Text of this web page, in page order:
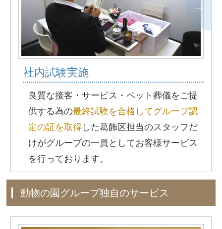
社内試験実施
良質な接客・サービス・ペット葬儀をご提
供する為の最終試験を合格してグループ認
定の証を取得 した葛飾区担当のスタッフだ
けがグループの一員としてお客様サービス
を行っております。
動物の園グループ独自のサービス